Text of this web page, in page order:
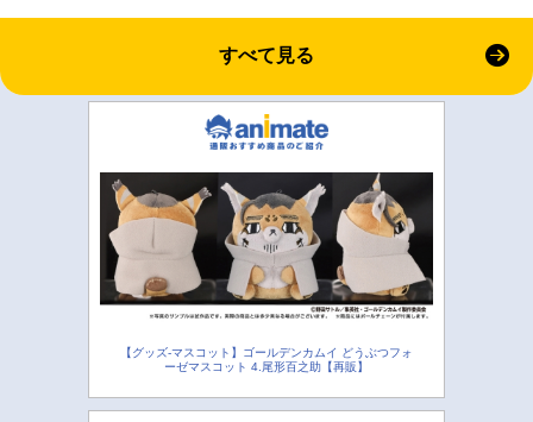
すべて見る
【グッズ-マスコット】ゴールデンカムイ どうぶつフォ
ーゼマスコット 4.尾形百之助【再販】